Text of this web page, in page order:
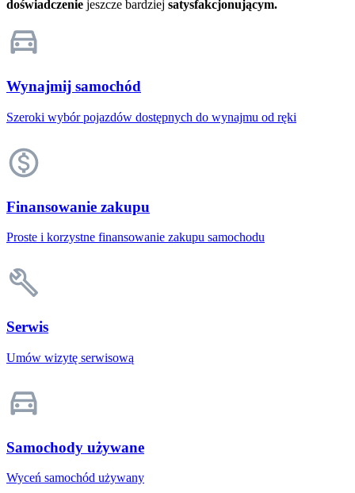
doświadczenie jeszcze bardziej satysfakcjonującym.
Wynajmij samochód
Szeroki wybór pojazdów dostępnych do wynajmu od ręki
Finansowanie zakupu
Proste i korzystne finansowanie zakupu samochodu
Serwis
Umów wizytę serwisową
Samochody używane
Wyceń samochód używany